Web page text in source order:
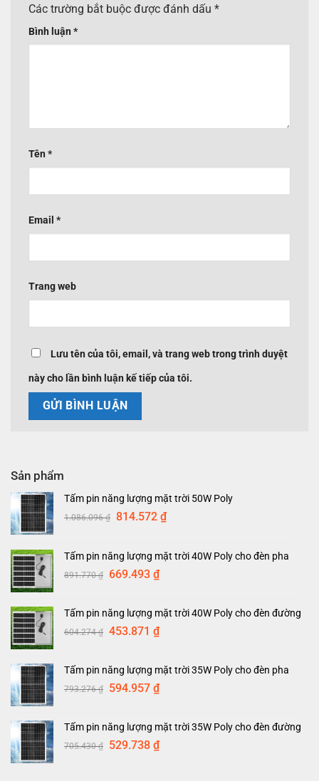
Các trường bắt buộc được đánh dấu *
Bình luận *
Tên *
Email *
Trang web
Lưu tên của tôi, email, và trang web trong trình duyệt
này cho lần bình luận kế tiếp của tôi.
Sản phẩm
Tấm pin năng lượng mặt trời 50W Poly
1.086.096₫ Giá
1.086.096 ₫.
814.572 ₫Giá
là:
Tấm pin năng lượng mặt trời 40W Poly cho đèn pha
891.770₫
Giá
891.770 ₫.
669.493 ₫Giá
là:
669.493 ₫.
Tấm pin năng lượng mặt trời 40W Poly cho đèn đường
604.274₫ Giá
604.274 ₫.
453.871 ₫Giá
là:
453.871 ₫.
Tấm pin năng lượng mặt trời 35W Poly cho đèn pha
793.276₫
Giá
793.276 ₫.
594.957 ₫Giá
là:
594.957 ₫.
Tấm pin năng lượng mặt trời 35W Poly cho đèn đường
705.430₫
Giá
529.738 ₫Giá